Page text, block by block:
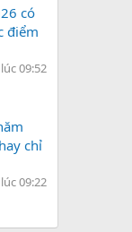
có
điểm
09:52
chỉ
09:22